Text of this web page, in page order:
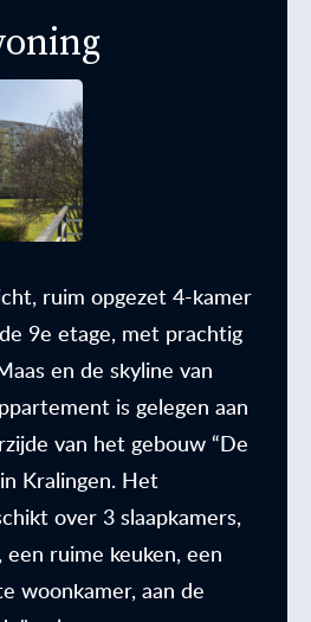
ruim opgezet 4-kamer
9e etage, met prachtig
en de skyline van
is gelegen aan
van het gebouw “De
Kralingen. Het
over 3 slaapkamers,
ruime keuken, een
woonkamer, aan de